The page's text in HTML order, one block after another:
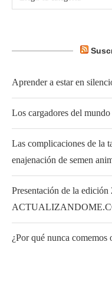
Aprender a estar en
Los cargadores del
Las complicaciones de la
enajenación de semen
Presentación de la
¿Por qué nunca comemos